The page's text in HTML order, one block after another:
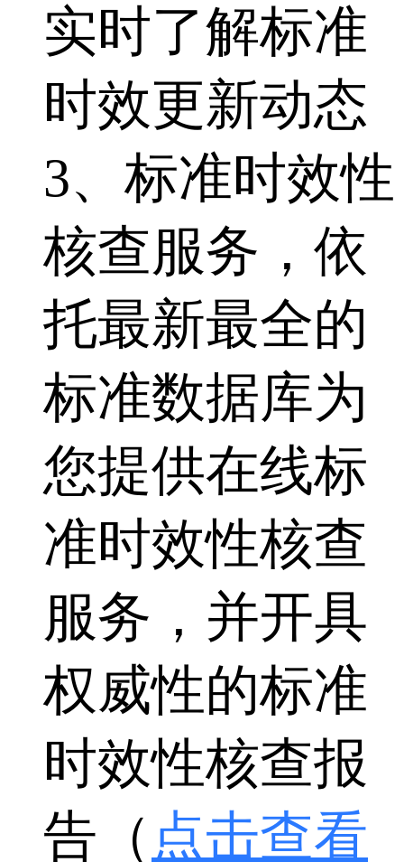
实时了解标准
时效更新动态
3、标准时效性
核查服务，依
托最新最全的
标准数据库为
您提供在线标
准时效性核查
服务，并开具
权威性的标准
时效性核查报
告（ 点击查看